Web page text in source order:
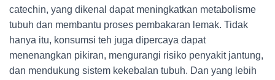
catechin, yang dikenal dapat meningkatkan metabolisme
tubuh dan membantu proses pembakaran lemak. Tidak
hanya itu, konsumsi teh juga dipercaya dapat
menenangkan pikiran, mengurangi risiko penyakit jantung,
dan mendukung sistem kekebalan tubuh. Dan yang lebih